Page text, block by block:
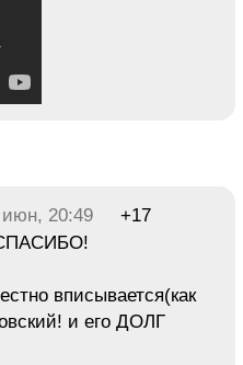
июн, 20:49
+17
вписывается(как
и его ДОЛГ